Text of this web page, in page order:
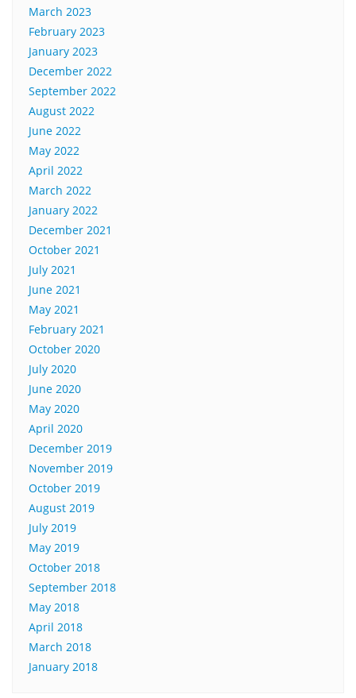
March 2023
February 2023
January 2023
December 2022
September 2022
August 2022
June 2022
May 2022
April 2022
March 2022
January 2022
December 2021
October 2021
July 2021
June 2021
May 2021
February 2021
October 2020
July 2020
June 2020
May 2020
April 2020
December 2019
November 2019
October 2019
August 2019
July 2019
May 2019
October 2018
September 2018
May 2018
April 2018
March 2018
January 2018